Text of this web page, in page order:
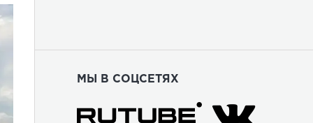
МЫ В СОЦСЕТЯХ